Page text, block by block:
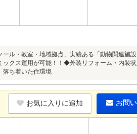
ル・教室・地域拠点、実績ある「動物関連施設
クス運用が可能！！◆外装リフォーム・内装状
ち着いた住環境
お気に入りに追加 お問